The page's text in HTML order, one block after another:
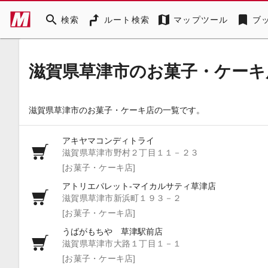
search 検索 ルート検索 map マップツール bookmark ブ
滋賀県草津市のお菓子・ケー
滋賀県草津市のお菓子・ケーキ店の一覧です。
アキヤマコンディトライ
滋賀県草津市野村２丁目１１－２３
[お菓子・ケーキ店]
アトリエパレット‐マイカルサティ草津店
滋賀県草津市新浜町１９３－２
[お菓子・ケーキ店]
うばがもちや 草津駅前店
滋賀県草津市大路１丁目１－１
[お菓子・ケーキ店]